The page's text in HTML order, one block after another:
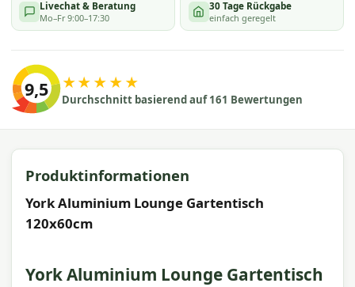
Livechat & Beratung
Mo–Fr 9:00–17:30
30 Tage Rückgabe
einfach geregelt
9,5 ★★★★★
Durchschnitt basierend auf 161 Bewertungen
Produktinformationen
York Aluminium Lounge Gartentisch
120x60cm
York Aluminium Lounge Gartentisch